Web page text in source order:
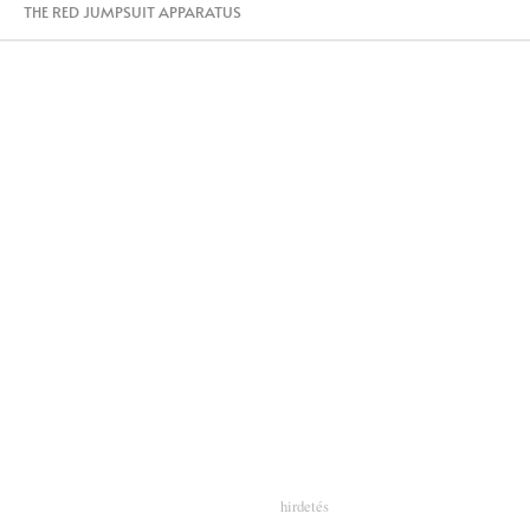
THE RED JUMPSUIT APPARATUS